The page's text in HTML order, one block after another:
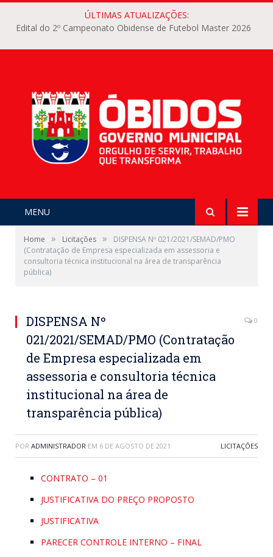
ÚLTIMAS ATUALIZAÇÕES:
Edital do 2º Campeonato Obidense de Futebol Master 2026
MENU
Home » Licitações »
DISPENSA Nº 021/2021/SEMAD/PMO
(Contratação de Empresa especializada em assessoria e
consultoria técnica institucional na área de transparência
pública)
DISPENSA Nº
021/2021/SEMAD/PMO (Contratação
de Empresa especializada em
assessoria e consultoria técnica
institucional na área de
transparência pública)
0
POR ADMINISTRADOR EM 6 DE AGOSTO DE 2021 LICITAÇÕES
CONTRATO – 01
JUSTIFICATIVA DO PREÇO PROPOSTO
JUSTIFICATIVA
PARECER CONTROLE INTERNO – FINAL